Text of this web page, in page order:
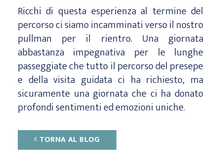
Ricchi di questa esperienza al termine del
percorso ci siamo incamminati verso il nostro
pullman per il rientro. Una giornata
abbastanza impegnativa per le lunghe
passeggiate che tutto il percorso del presepe
e della visita guidata ci ha richiesto, ma
sicuramente una giornata che ci ha donato
profondi sentimenti ed emozioni uniche.
TORNA AL BLOG